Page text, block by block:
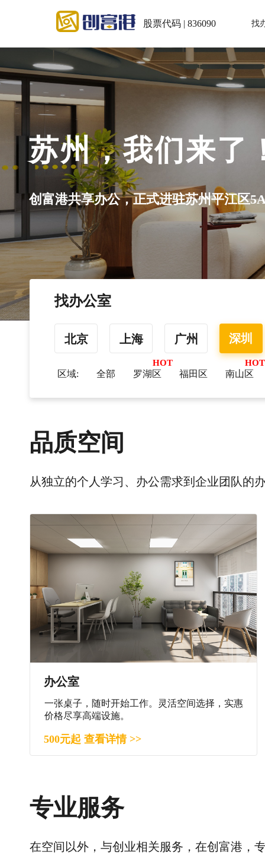
股票代码 | 836090 找
找办公室
北京 上海 广州 深圳
区域: 全部 罗湖区 福田区 南山区
品质空间
从独立的个人学习、办公需求到企业团队的
办公室
一张桌子，随时开始工作。灵活空间选择，实惠
价格尽享高端设施。
500元起 查看详情 >>
专业服务
在空间以外，与创业相关服务，在创富港，